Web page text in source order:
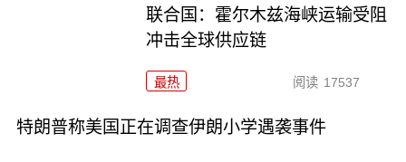
联合国：霍尔木兹海峡运输受阻
冲击全球供应链
最热 阅读 17537
特朗普称美国正在调查伊朗小学遇袭事件